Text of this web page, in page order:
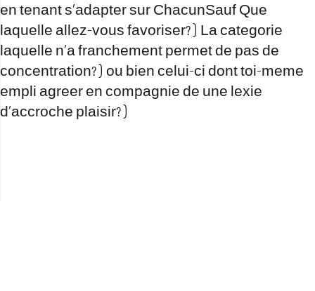
en tenant s’adapter sur ChacunSauf Que
laquelle allez-vous favoriser? ) La categorie
laquelle n’a franchement permet de pas de
concentration? ) ou bien celui-ci dont toi-meme
empli agreer en compagnie de une lexie
d’accroche plaisir? )